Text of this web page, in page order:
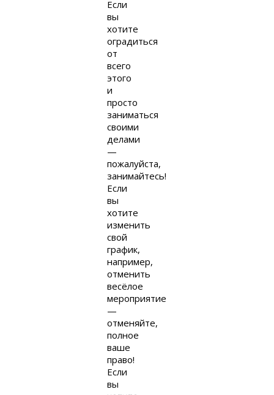
Если
вы
хотите
оградиться
от
всего
этого
и
просто
заниматься
своими
делами
—
пожалуйста,
занимайтесь!
Если
вы
хотите
изменить
свой
график,
например,
отменить
весёлое
мероприятие
—
отменяйте,
полное
ваше
право!
Если
вы